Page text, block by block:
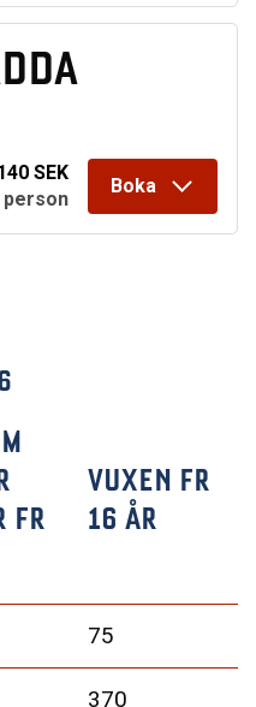
SEK
person
Boka
FR
VUXEN FR
16 ÅR
75
370